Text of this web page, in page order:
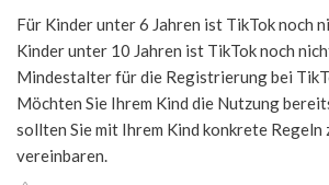
Für Kinder unter 6 Jahren ist TikTok noch
Kinder unter 10 Jahren ist TikTok noch
Mindestalter für die Registrierung bei
Möchten Sie Ihrem Kind die Nutzung
sollten Sie mit Ihrem Kind konkrete Regeln
vereinbaren.